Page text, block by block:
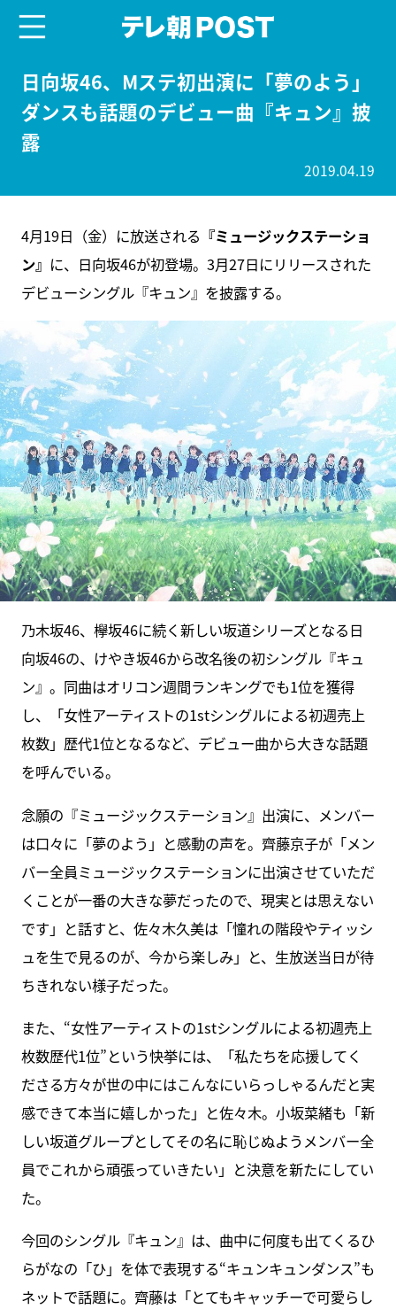
日向坂46、Mステ初出演に「夢のよう」
ダンスも話題のデビュー曲『キュン』披
露
2019.04.19
4月19日（金）に放送される 『ミュージックステーショ
ン』 に、日向坂46が初登場。3月27日にリリースされた
デビューシングル『キュン』を披露する。
乃木坂46、欅坂46に続く新しい坂道シリーズとなる日
向坂46の、けやき坂46から改名後の初シングル『キュ
ン』。同曲はオリコン週間ランキングでも1位を獲得
し、「女性アーティストの1stシングルによる初週売上
枚数」歴代1位となるなど、デビュー曲から大きな話題
を呼んでいる。
念願の『ミュージックステーション』出演に、メンバー
は口々に「夢のよう」と感動の声を。齊藤京子が「メン
バー全員ミュージックステーションに出演させていただ
くことが一番の大きな夢だったので、現実とは思えない
です」と話すと、佐々木久美は「憧れの階段やティッシ
ュを生で見るのが、今から楽しみ」と、生放送当日が待
ちきれない様子だった。
また、“女性アーティストの1stシングルによる初週売上
枚数歴代1位”という快挙には、「私たちを応援してく
ださる方々が世の中にはこんなにいらっしゃるんだと実
感できて本当に嬉しかった」と佐々木。小坂菜緒も「新
しい坂道グループとしてその名に恥じぬようメンバー全
員でこれから頑張っていきたい」と決意を新たにしてい
た。
今回のシングル『キュン』は、曲中に何度も出てくるひ
らがなの「ひ」を体で表現する“キュンキュンダンス”も
ネットで話題に。齊藤は「とてもキャッチーで可愛らし